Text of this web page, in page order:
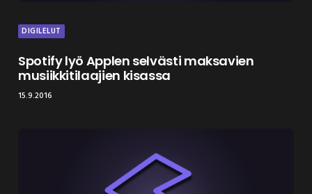
DIGILELUT
Spotify lyö Applen selvästi maksavien
musiikkitilaajien kisassa
15.9.2016